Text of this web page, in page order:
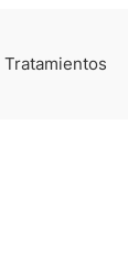
Tratamientos